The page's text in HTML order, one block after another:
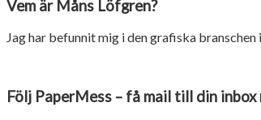
Vem är Måns Löfgren?
Jag har befunnit mig i den grafiska
Följ PaperMess – få mail till din